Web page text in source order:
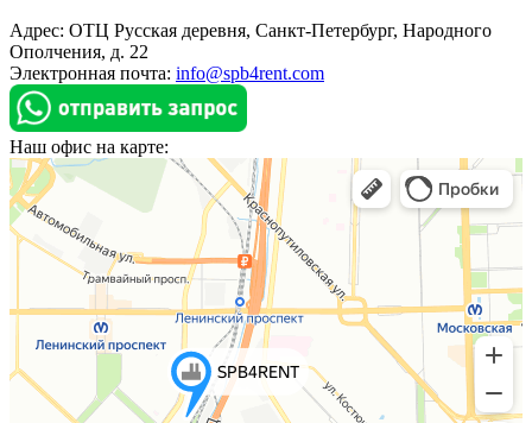
Адрес: ОТЦ Русская деревня, Санкт-Петербург, Народного
Ополчения, д. 22
Электронная почта: info@spb4rent.com
Наш офис на карте: